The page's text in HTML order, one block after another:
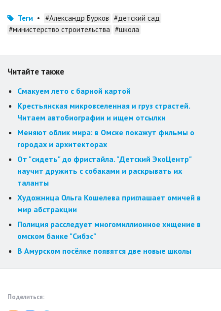
Теги • #Александр Бурков #детский сад
#министерство строительства #школа
Читайте также
Смакуем лето с барной картой
Крестьянская микровселенная и груз страстей.
Читаем автобиографии и ищем отсылки
Меняют облик мира: в Омске покажут фильмы о
городах и архитекторах
От "сидеть" до фристайла. "Детский ЭкоЦентр"
научит дружить с собаками и раскрывать их
таланты
Художница Ольга Кошелева приглашает омичей в
мир абстракции
Полиция расследует многомиллионное хищение в
омском банке "Сибэс"
В Амурском посёлке появятся две новые школы
Поделиться: